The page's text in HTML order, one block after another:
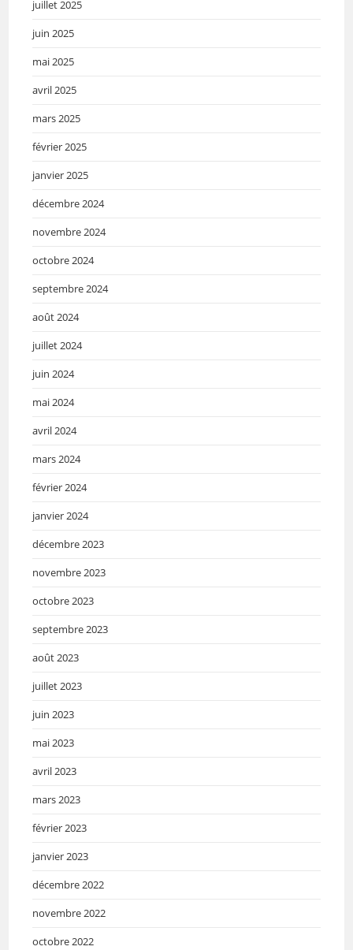
juillet 2025
juin 2025
mai 2025
avril 2025
mars 2025
février 2025
janvier 2025
décembre 2024
novembre 2024
octobre 2024
septembre 2024
août 2024
juillet 2024
juin 2024
mai 2024
avril 2024
mars 2024
février 2024
janvier 2024
décembre 2023
novembre 2023
octobre 2023
septembre 2023
août 2023
juillet 2023
juin 2023
mai 2023
avril 2023
mars 2023
février 2023
janvier 2023
décembre 2022
novembre 2022
octobre 2022